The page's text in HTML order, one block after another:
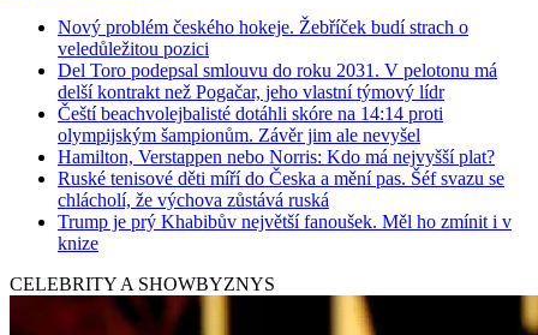
Nový problém českého hokeje. Žebříček budí strach o
veledůležitou pozici
Del Toro podepsal smlouvu do roku 2031. V pelotonu má
delší kontrakt než Pogačar, jeho vlastní týmový lídr
Čeští beachvolejbalisté dotáhli skóre na 14:14 proti
olympijským šampionům. Závěr jim ale nevyšel
Hamilton, Verstappen nebo Norris: Kdo má nejvyšší plat?
Ruské tenisové děti míří do Česka a mění pas. Šéf svazu se
chlácholí, že výchova zůstává ruská
Trump je prý Khabibův největší fanoušek. Měl ho zmínit i v
knize
CELEBRITY A SHOWBYZNYS